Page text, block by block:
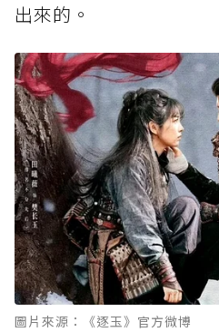
出來的。
圖片來源：《逐玉》官方微博